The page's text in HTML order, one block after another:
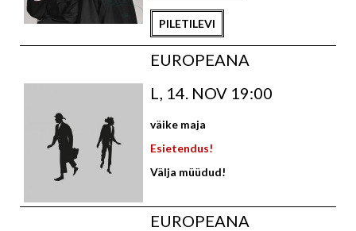
PILETILEVI
EUROPEANA
L, 14. NOV 19:00
väike maja
Esietendus!
Välja müüdud!
EUROPEANA